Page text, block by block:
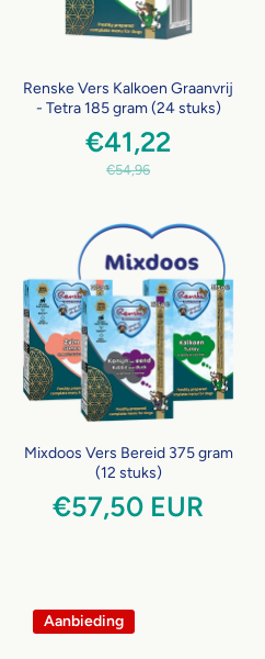
Renske Vers Kalkoen Graanvrij
- Tetra 185 gram (24 stuks)
€41,22
€54,96
Mixdoos Vers Bereid 375 gram
(12 stuks)
€57,50 EUR
Aanbieding